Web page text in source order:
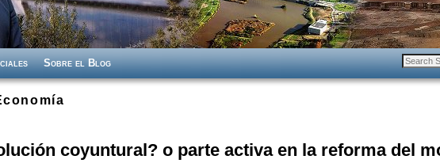
Sobre el Blog
coyuntural? o parte activa en la reforma del